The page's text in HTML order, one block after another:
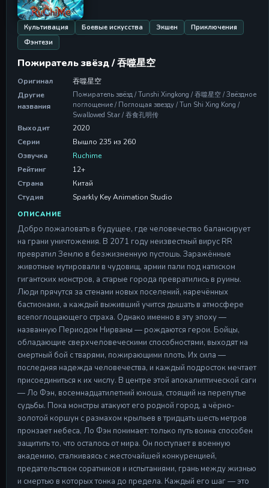
Культивация Боевые искусства Экшен
Приключения
Фэнтези
Пожиратель звёзд / 吞噬星空
Оригинал
吞噬星空
Другие
названия
Пожиратель звёзд / Tunshi Xingkong / 吞噬星空 / Звёздное
поглощение / Поглощая звезду / Tun Shi Xing Kong /
Swallowed Star / 吞食孔明传
Выходит
2020
Серии
Вышло 235 из 260
Озвучка
Ruchime
Рейтинг
12+
Страна
Китай
Студия
Sparkly Key Animation Studio
ОПИСАНИЕ
Добро пожаловать в будущее, где человечество балансирует
на грани уничтожения. В 2071 году неизвестный вирус RR
превратил Землю в безжизненную пустошь. Заражённые
животные мутировали в чудовищ, армии пали под натиском
гигантских монстров, а старые города превратились в руины.
Люди прячутся за стенами новых поселений, наречённых
бастионами, а каждый выживший учится дышать в атмосфере
всепоглощающего страха. Однако именно в эту эпоху —
названную Периодом Нирваны — рождаются герои. Бойцы,
обладающие сверхчеловеческими способностями, выходят на
смертный бой с тварями, пожирающими плоть. Их сила —
последняя надежда человечества, и каждый подросток мечтает
присоединиться к их числу. В центре этой апокалиптической саги
— Ло Фэн, восемнадцатилетний юноша, стоящий на перепутье
судьбы. Пока монстры атакуют его родной город, а чёрно-
золотой коршун с размахом крыльев в тридцать шесть метров
пронзает небеса, Ло Фэн понимает: только путь воина способен
защитить то, что осталось от мира. Он поступает в военную
академию, сталкиваясь с жесточайшей конкуренцией,
предательством соратников и испытаниями, грань между жизнью
и смертью в которых тонка до предела. Каждый его шаг — это